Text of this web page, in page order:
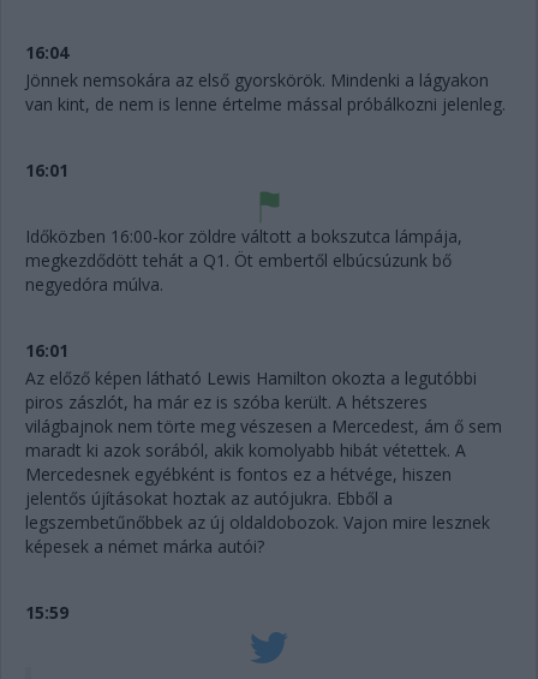
16:04
Jönnek nemsokára az első gyorskörök. Mindenki a lágyakon
van kint, de nem is lenne értelme mással próbálkozni jelenleg.
16:01
Időközben 16:00-kor zöldre váltott a bokszutca lámpája,
megkezdődött tehát a Q1. Öt embertől elbúcsúzunk bő
negyedóra múlva.
16:01
Az előző képen látható Lewis Hamilton okozta a legutóbbi
piros zászlót, ha már ez is szóba került. A hétszeres
világbajnok nem törte meg vészesen a Mercedest, ám ő sem
maradt ki azok sorából, akik komolyabb hibát vétettek. A
Mercedesnek egyébként is fontos ez a hétvége, hiszen
jelentős újításokat hoztak az autójukra. Ebből a
legszembetűnőbbek az új oldaldobozok. Vajon mire lesznek
képesek a német márka autói?
15:59